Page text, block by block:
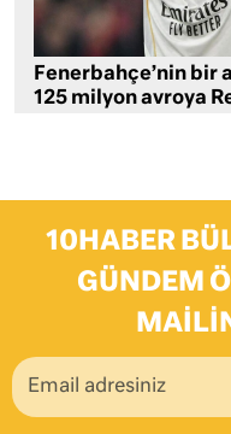
Fenerbahçe’nin
125 milyon avroya
10HABER
GÜNDEM